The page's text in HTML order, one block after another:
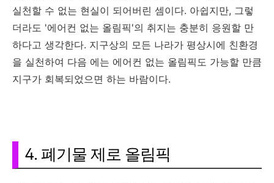
실천할 수 없는 현실이 되어버린 셈이다. 아쉽지만, 그렇
더라도 '에어컨 없는 올림픽'의 취지는 충분히 응원할 만
하다고 생각한다. 지구상의 모든 나라가 평상시에 친환경
을 실천하여 다음 에는 에어컨 없는 올림픽도 가능할 만큼
지구가 회복되었으면 하는 바람이다.
4. 폐기물 제로 올림픽